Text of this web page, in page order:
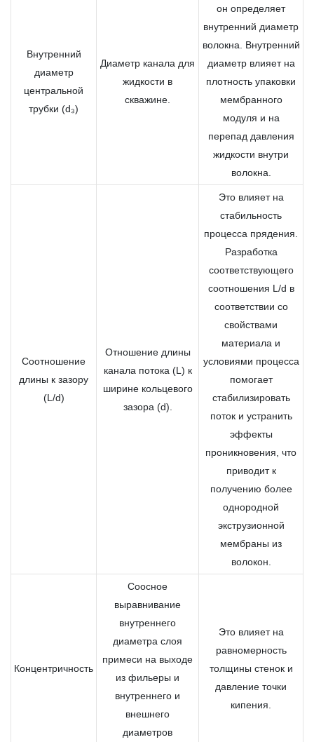
Внутренний
диаметр
центральной
трубки (d₃)
Диаметр канала для
жидкости в
скважине.
он определяет
внутренний диаметр
волокна. Внутренний
диаметр влияет на
плотность упаковки
мембранного
модуля и на
перепад давления
жидкости внутри
волокна.
Соотношение
длины к зазору
(L/d)
Отношение длины
канала потока (L) к
ширине кольцевого
зазора (d).
Это влияет на
стабильность
процесса прядения.
Разработка
соответствующего
соотношения L/d в
соответствии со
свойствами
материала и
условиями процесса
помогает
стабилизировать
поток и устранить
эффекты
проникновения, что
приводит к
получению более
однородной
экструзионной
мембраны из
волокон.
Концентричность
Соосное
выравнивание
внутреннего
диаметра слоя
примеси на выходе
из фильеры и
внутреннего и
внешнего
диаметров
Это влияет на
равномерность
толщины стенок и
давление точки
кипения.